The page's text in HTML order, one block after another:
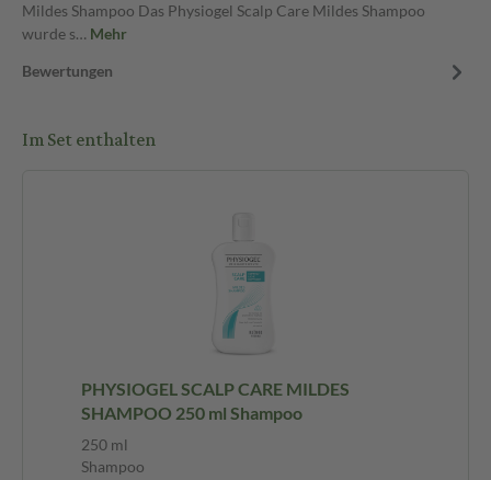
Mildes Shampoo Das Physiogel Scalp Care Mildes Shampoo
wurde s… Mehr
Bewertungen
Im Set enthalten
PHYSIOGEL SCALP CARE MILDES
SHAMPOO 250 ml Shampoo
250 ml
Shampoo